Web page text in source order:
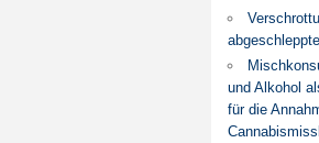
und Alkohol
für die